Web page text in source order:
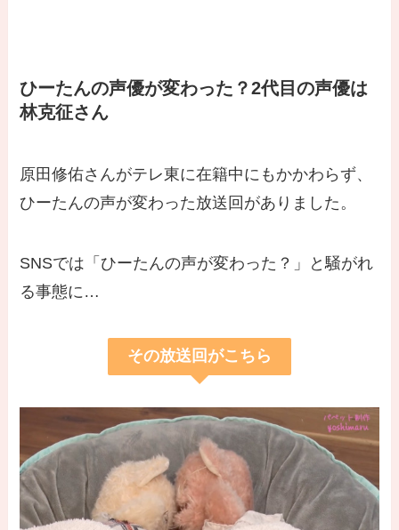
ひーたんの声優が変わった？2代目の声優は
林克征さん
原田修佑さんがテレ東に在籍中にもかかわらず、
ひーたんの声が変わった放送回がありました。
SNSでは「ひーたんの声が変わった？」と騒がれ
る事態に…
その放送回がこちら